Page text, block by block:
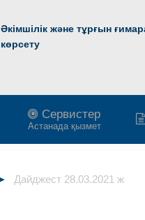
Әкімшілік және тұрғын
көрсету
Сервистер
Астанада қызмет
Дайджест 28.03.2021 ж